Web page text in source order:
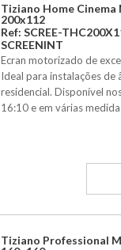
Tiziano Home
200x112
Ref: SCREE-
SCREENINT
Ecran motorizado de
Ideal para instalações
residencial. Disponível
16:10 e em várias
Tiziano Professional